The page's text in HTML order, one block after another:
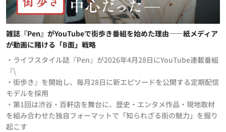
雑誌『Pen』がYouTubeで街歩き番組を始めた理由——紙メディア
が動画に賭ける「B面」戦略
・ライフスタイル誌『Pen』が2026年4月28日にYouTube連載番組
『\
・街歩き』を開始し、毎月28日に新エピソードを公開する定期配信
モデルを採用
・第1回は渋谷・百軒店を舞台に、歴史・エンタメ作品・現地取材
を組み合わせた独自フォーマットで「知られざる街の魅力」を掘り
起こす